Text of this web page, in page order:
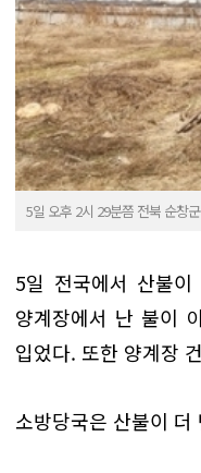
5일 오후 2시 29분쯤 전북 순창
5일 전국에서 산불
양계장에서 난 불이
입었다. 또한 양계장
소방당국은 산불이